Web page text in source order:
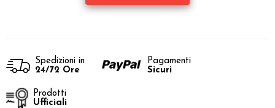
Spedizioni in
24/72 Ore
Pagamenti
Sicuri
Prodotti
Ufficiali